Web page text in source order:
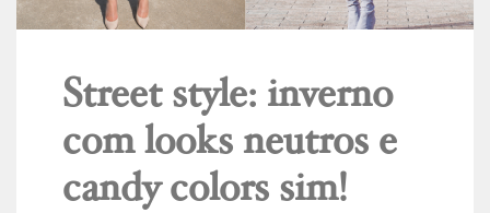
Street style: inverno
com looks neutros e
candy colors sim!